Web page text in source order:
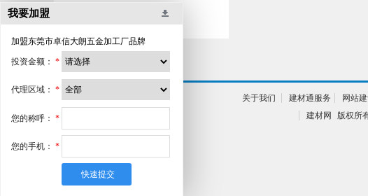
我要加盟
加盟东莞市卓信大朗五金加工厂品牌
投资金额： *
代理区域： *
您的称呼： *
您的手机： *
关于我们 建材通服务 网站
建材网
版权所